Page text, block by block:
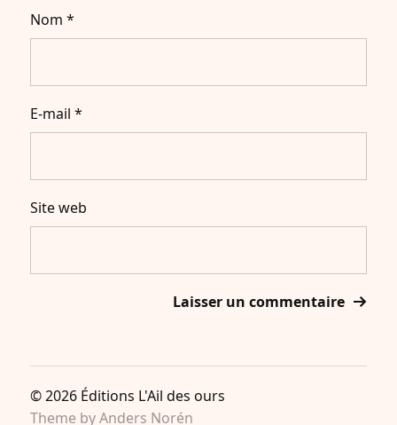
Nom *
E-mail *
Site web
© 2026 Éditions L'Ail des ours
Theme byAnders Norén